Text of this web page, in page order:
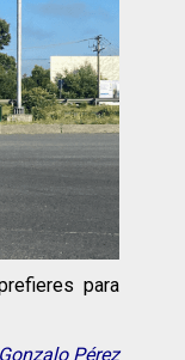
para
Pérez